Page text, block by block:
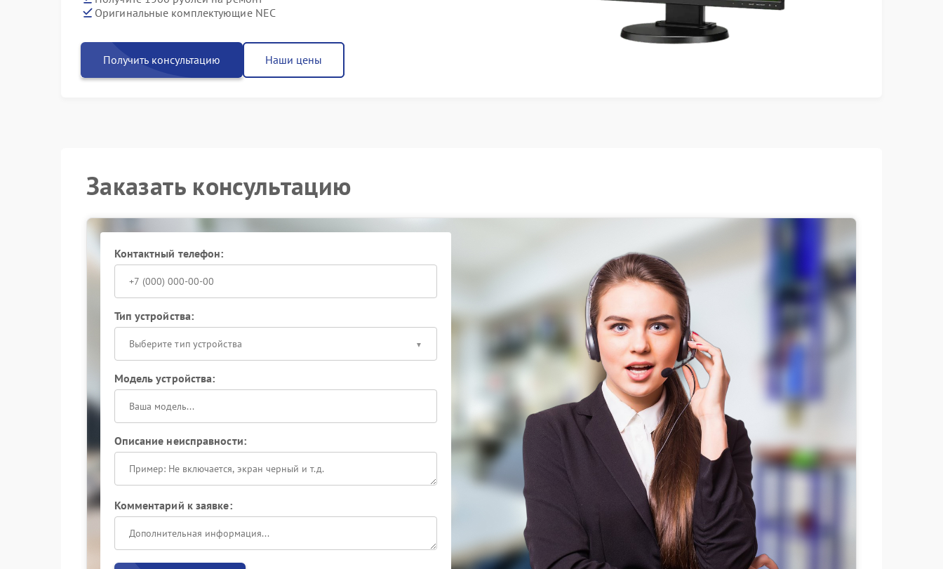
Оригинальные комплектующие NEC
Получить консультацию Наши цены
Заказать консультацию
Контактный телефон:
Тип устройства:
Выберите тип устройства
Модель устройства:
Описание неисправности:
Комментарий к заявке: